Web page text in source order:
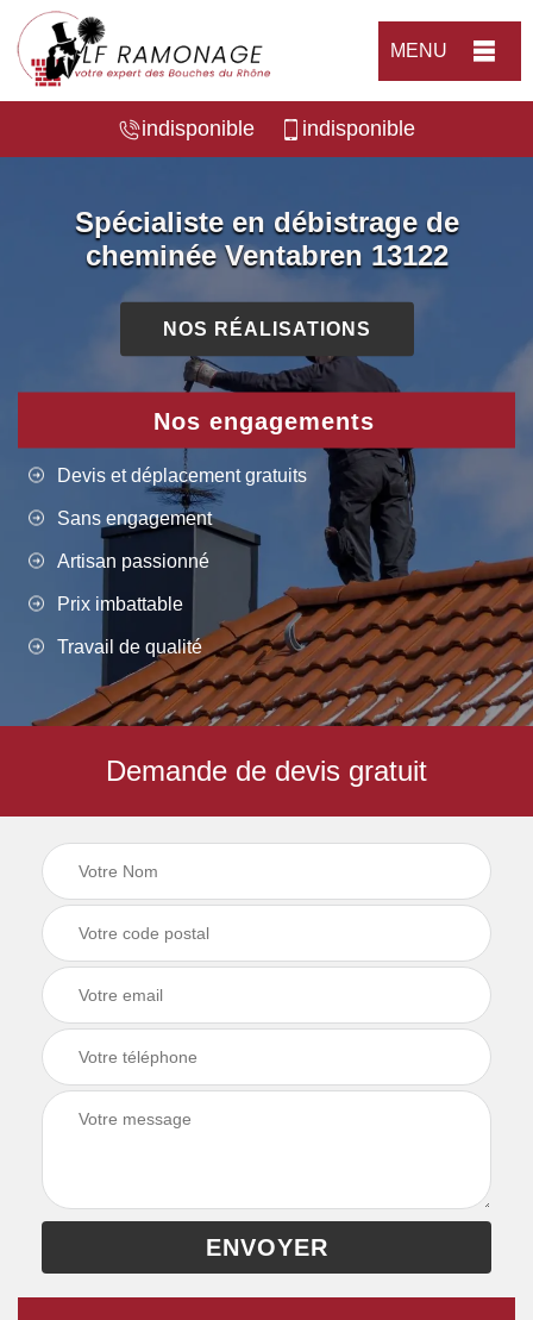
MENU
indisponible indisponible
Spécialiste en débistrage de
cheminée Ventabren 13122
NOS RÉALISATIONS
Nos engagements
Devis et déplacement gratuits
Sans engagement
Artisan passionné
Prix imbattable
Travail de qualité
Demande de devis gratuit